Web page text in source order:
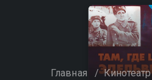
Главная / Кинотеатр